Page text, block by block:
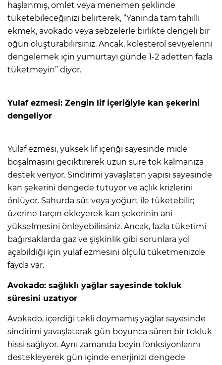
haşlanmış, omlet veya menemen şeklinde
tüketebileceğinizi belirterek, “Yanında tam tahıllı
ekmek, avokado veya sebzelerle birlikte dengeli bir
öğün oluşturabilirsiniz. Ancak, kolesterol seviyelerini
dengelemek için yumurtayı günde 1-2 adetten fazla
tüketmeyin” diyor.
Yulaf ezmesi: Zengin lif içeriğiyle kan şekerini
dengeliyor
Yulaf ezmesi, yüksek lif içeriği sayesinde mide
boşalmasını geciktirerek uzun süre tok kalmanıza
destek veriyor. Sindirimi yavaşlatan yapısı sayesinde
kan şekerini dengede tutuyor ve açlık krizlerini
önlüyor. Sahurda süt veya yoğurt ile tüketebilir;
üzerine tarçın ekleyerek kan şekerinin ani
yükselmesini önleyebilirsiniz. Ancak, fazla tüketimi
bağırsaklarda gaz ve şişkinlik gibi sorunlara yol
açabildiği için yulaf ezmesini ölçülü tüketmenizde
fayda var.
Avokado: sağlıklı yağlar sayesinde tokluk
süresini uzatıyor
Avokado, içerdiği tekli doymamış yağlar sayesinde
sindirimi yavaşlatarak gün boyunca süren bir tokluk
hissi sağlıyor. Aynı zamanda beyin fonksiyonlarını
destekleyerek gün içinde enerjinizi dengede